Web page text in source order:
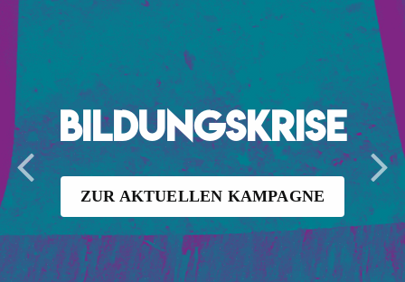
Bildungskrise
ZUR AKTU­EL­LEN KAMPAGNE